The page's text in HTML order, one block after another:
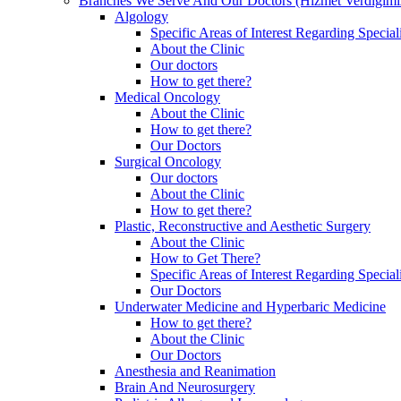
Algology
Specific Areas of Interest Regarding
About the Clinic
Our doctors
How to get there?
Medical Oncology
About the Clinic
How to get there?
Our Doctors
Surgical Oncology
Our doctors
About the Clinic
How to get there?
Plastic, Reconstructive and Aesthetic Surgery
About the Clinic
How to Get There?
Specific Areas of Interest Regarding
Our Doctors
Underwater Medicine and Hyperbaric Medicine
How to get there?
About the Clinic
Our Doctors
Anesthesia and Reanimation
Brain And Neurosurgery